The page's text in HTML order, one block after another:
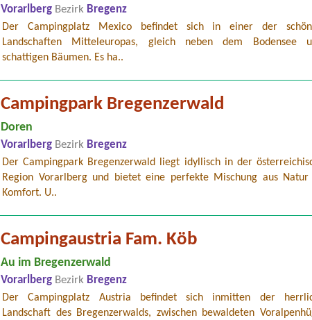
Vorarlberg Bezirk Bregenz
Der Campingplatz Mexico befindet sich in einer der
Landschaften Mitteleuropas, gleich neben dem Bodensee
schattigen Bäumen. Es ha..
Campingpark Bregenzerwald
Doren
Vorarlberg Bezirk Bregenz
Der Campingpark Bregenzerwald liegt idyllisch in der
Region Vorarlberg und bietet eine perfekte Mischung aus Natur
Komfort. U..
Campingaustria Fam. Köb
Au im Bregenzerwald
Vorarlberg Bezirk Bregenz
Der Campingplatz Austria befindet sich inmitten der
Landschaft des Bregenzerwalds, zwischen bewaldeten